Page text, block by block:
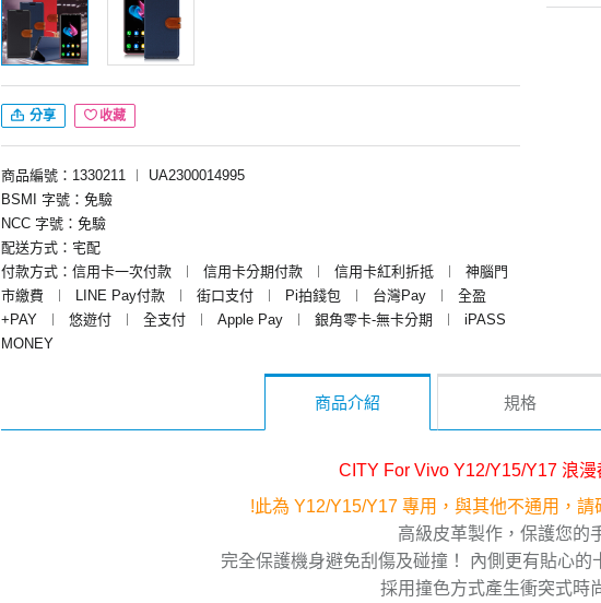
分享 收藏
商品編號：1330211 ︱
UA2300014995
BSMI 字號：免驗
NCC 字號：免驗
配送方式：宅配
付款方式：信用卡一次付款
︱ 信用卡分期付款 ︱ 信用卡紅利折抵 ︱
神腦門
市繳費
︱ LINE Pay付款 ︱ 街口支付 ︱ Pi拍錢包 ︱ 台灣Pay ︱
全盈
+PAY
︱ 悠遊付 ︱ 全支付 ︱ Apple Pay ︱ 銀角零卡-無卡分期 ︱
iPASS
MONEY
商品介紹 規格
CITY For Vivo Y12/Y15/Y17 浪
!此為 Y12/Y15/Y17 專用，與其他不通用，
高級皮革製作，保護您的
完全保護機身避免刮傷及碰撞！ 內側更有貼心的
採用撞色方式產生衝突式時